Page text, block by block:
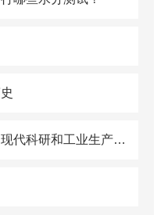
微量全量程闪点仪满足了现代科研和工业生产的需求